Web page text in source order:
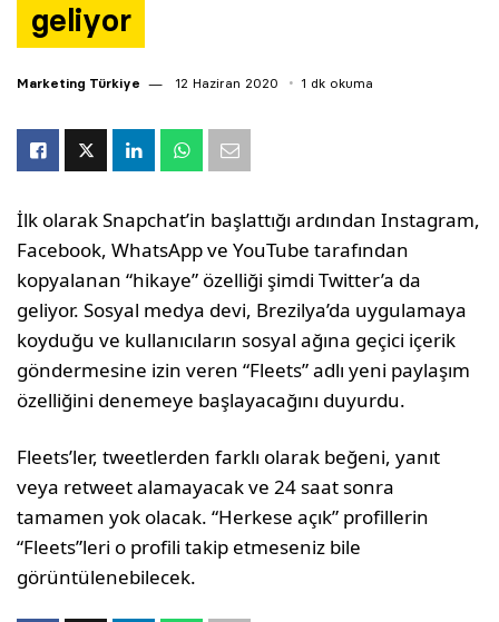
geliyor
Marketing Türkiye 12 Haziran 2020 1 dk okuma
İlk olarak Snapchat’in başlattığı ardından Instagram,
Facebook, WhatsApp ve YouTube tarafından
kopyalanan “hikaye” özelliği şimdi Twitter’a da
geliyor. Sosyal medya devi, Brezilya’da uygulamaya
koyduğu ve kullanıcıların sosyal ağına geçici içerik
göndermesine izin veren “Fleets” adlı yeni paylaşım
özelliğini denemeye başlayacağını duyurdu.
Fleets’ler, tweetlerden farklı olarak beğeni, yanıt
veya retweet alamayacak ve 24 saat sonra
tamamen yok olacak. “Herkese açık” profillerin
“Fleets”leri o profili takip etmeseniz bile
görüntülenebilecek.